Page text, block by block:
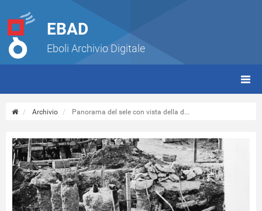
EBAD
Eboli Archivio Digitale
Archivio Panorama del sele con vista della d...